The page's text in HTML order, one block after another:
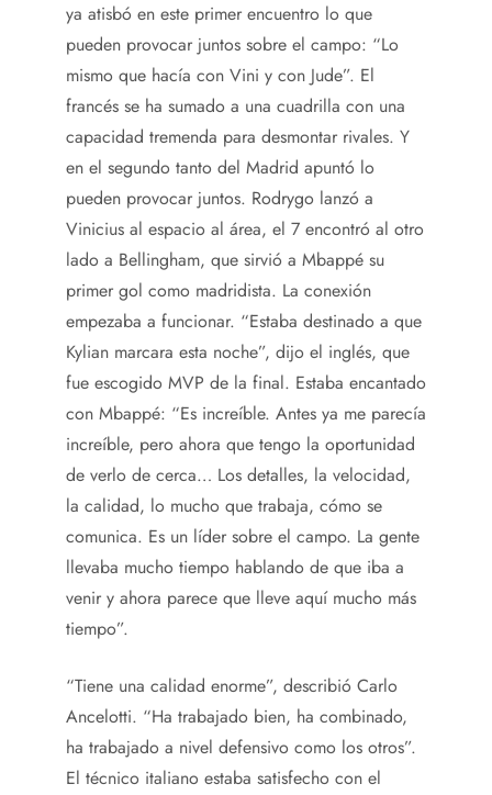
ya atisbó en este primer encuentro lo que
pueden provocar juntos sobre el campo: “Lo
mismo que hacía con Vini y con Jude”. El
francés se ha sumado a una cuadrilla con una
capacidad tremenda para desmontar rivales. Y
en el segundo tanto del Madrid apuntó lo
pueden provocar juntos. Rodrygo lanzó a
Vinicius al espacio al área, el 7 encontró al otro
lado a Bellingham, que sirvió a Mbappé su
primer gol como madridista. La conexión
empezaba a funcionar. “Estaba destinado a que
Kylian marcara esta noche”, dijo el inglés, que
fue escogido MVP de la final. Estaba encantado
con Mbappé: “Es increíble. Antes ya me parecía
increíble, pero ahora que tengo la oportunidad
de verlo de cerca… Los detalles, la velocidad,
la calidad, lo mucho que trabaja, cómo se
comunica. Es un líder sobre el campo. La gente
llevaba mucho tiempo hablando de que iba a
venir y ahora parece que lleve aquí mucho más
tiempo”.
“Tiene una calidad enorme”, describió Carlo
Ancelotti. “Ha trabajado bien, ha combinado,
ha trabajado a nivel defensivo como los otros”.
El técnico italiano estaba satisfecho con el